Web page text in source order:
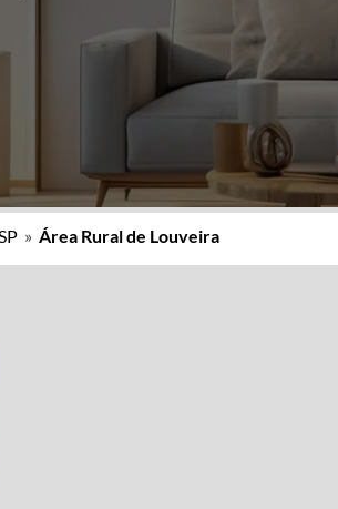
» Área Rural de Louveira